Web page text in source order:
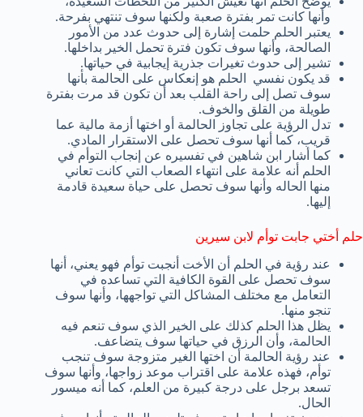
وأنها كانت تمر بفترة صعبة ولكنها سوف تنتهي بفرحة.
يعتبر الحلم حلمت إشارة إلى حدوث عدد من الأمور
الصالحة، وأنها سوف تكون فترة تحمل الخير بداخلها.
تشير إلى حدوث تغيرات جذرية إيجابية في حياتها.
قد يكون نفسي الحلم هو إنعكاس على الحالمة بأنها
سوف تصل إلى راحة القلب بعد أن تكون قد مرت بفترة
طويلة من القلق والخوف.
تدل الرؤية على تجاوز الحالمة أو اختها أزمة مالية عما
قريب، كما أنها سوف تحصل على الاستقرار المادي.
كما أشار ابن شاهين في تفسيره عن إنجاب التوأم في
الحلم أنه علامة على انتهاء الصعاب التي كانت تعاني
منها الحاله وأنها سوف تحصل على حياة سعيدة قادمة
إليها.
حلم أختي جابت توأم لابن سيرين
عند رؤية في الحلم أن الأخت أنجبت توأم فهو يعني، أنها
سوف تحصل على القوة الكافية التي تساعده في
التعامل مع مختلف المشاكل التي تواجهها، وأنها سوف
تنجو منها.
يظل هذا الحلم كذلك على الخير الذي سوف تنعم فيه
الحالمة، وأن الرزق في حياتها سوف يتضاعف.
عند رؤية الحالمة أن اختها الغير متزوجة سوف تنجب
توأم، فهذه علامة على اقتراب موعد زواجها، وأنها سوف
تسعد برجل على درجة كبيرة من العلم، كما أنه ميسور
الحال.